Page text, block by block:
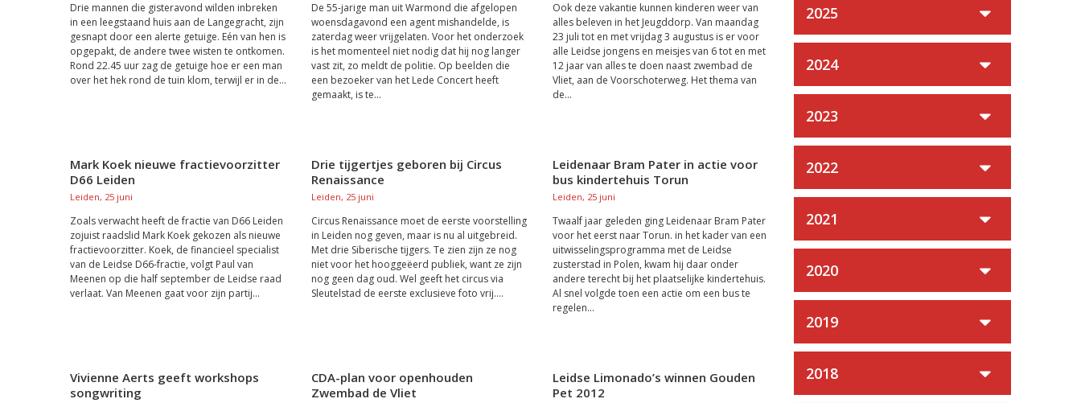
Drie mannen die gisteravond wilden inbreken
in een leegstaand huis aan de Langegracht, zijn
gesnapt door een alerte getuige. Eén van hen is
opgepakt, de andere twee wisten te ontkomen.
Rond 22.45 uur zag de getuige hoe er een man
over het hek rond de tuin klom, terwijl er in de...
De 55-jarige man uit Warmond die afgelopen
woensdagavond een agent mishandelde, is
zaterdag weer vrijgelaten. Voor het onderzoek
is het momenteel niet nodig dat hij nog langer
vast zit, zo meldt de politie. Op beelden die
een bezoeker van het Lede Concert heeft
gemaakt, is te...
Ook deze vakantie kunnen kinderen weer van
alles beleven in het Jeugddorp. Van maandag
23 juli tot en met vrijdag 3 augustus is er voor
alle Leidse jongens en meisjes van 6 tot en met
12 jaar van alles te doen naast zwembad de
Vliet, aan de Voorschoterweg. Het thema van
de...
Mark Koek nieuwe fractievoorzitter
D66 Leiden
Leiden, 25 juni
Zoals verwacht heeft de fractie van D66 Leiden
zojuist raadslid Mark Koek gekozen als nieuwe
fractievoorzitter. Koek, de financieel specialist
van de Leidse D66-fractie, volgt Paul van
Meenen op die half september de Leidse raad
verlaat. Van Meenen gaat voor zijn partij...
Drie tijgertjes geboren bij Circus
Renaissance
Leiden, 25 juni
Circus Renaissance moet de eerste voorstelling
in Leiden nog geven, maar is nu al uitgebreid.
Met drie Siberische tijgers. Te zien zijn ze nog
niet voor het hooggeëerd publiek, want ze zijn
nog geen dag oud. Wel geeft het circus via
Sleutelstad de eerste exclusieve foto vrij....
Leidenaar Bram Pater in actie voor
bus kindertehuis Torun
Leiden, 25 juni
Twaalf jaar geleden ging Leidenaar Bram Pater
voor het eerst naar Torun. in het kader van een
uitwisselingsprogramma met de Leidse
zusterstad in Polen, kwam hij daar onder
andere terecht bij het plaatselijke kindertehuis.
Al snel volgde toen een actie om een bus te
regelen...
Vivienne Aerts geeft workshops
songwriting
CDA-plan voor openhouden
Zwembad de Vliet
Leidse Limonado’s winnen Gouden
Pet 2012
2025
2024
2023
2022
2021
2020
2019
2018